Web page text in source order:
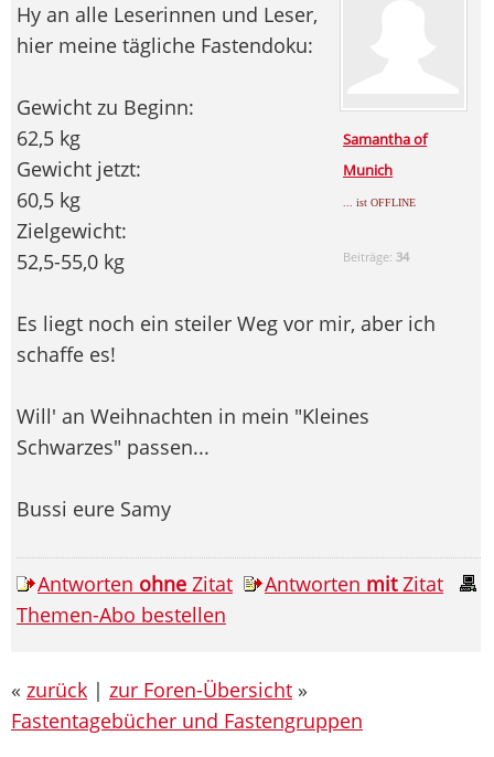
Samantha of
Munich
... ist OFFLINE
Beiträge: 34
Hy an alle Leserinnen und Leser,
hier meine tägliche Fastendoku:
Gewicht zu Beginn:
62,5 kg
Gewicht jetzt:
60,5 kg
Zielgewicht:
52,5-55,0 kg
Es liegt noch ein steiler Weg vor mir, aber ich
schaffe es!
Will' an Weihnachten in mein "Kleines
Schwarzes" passen...
Bussi eure Samy
Antworten ohne Zitat Antworten mitZitat
Themen-Abo bestellen
« zurück | zur Foren-Übersicht »
Fastentagebücher und Fastengruppen